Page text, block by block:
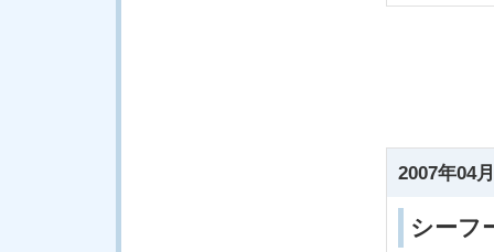
2007年04
シーフ